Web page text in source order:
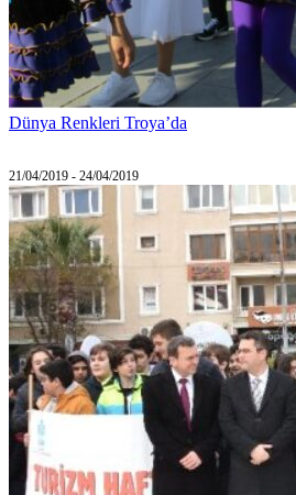
Dünya Renkleri Troya’da
21/04/2019 - 24/04/2019